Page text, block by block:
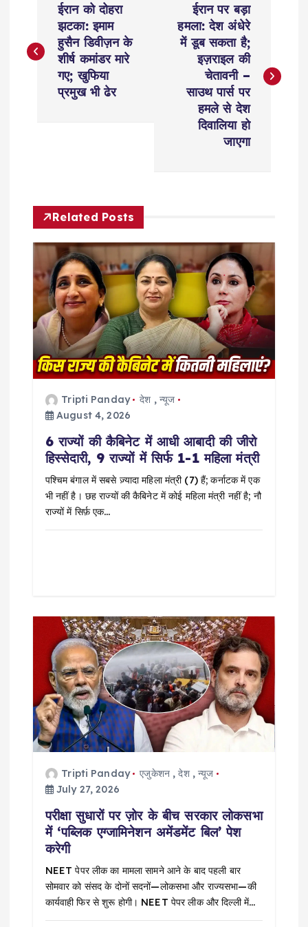
s
v
g
a
t
ईरान को दोहरा
झटका: इमाम
हुसैन डिवीज़न के
शीर्ष कमांडर मारे
गए; खुफिया
प्रमुख भी ढेर
ईरान पर बड़ा
हमला: देश अंधेरे
में डूब सकता है;
इज़राइल की
चेतावनी –
साउथ पार्स पर
हमले से देश
दिवालिया हो
जाएगा
Related Posts
Tripti Panday देश , न्यूज
August 4, 2026
6 राज्यों की कैबिनेट में आधी आबादी की जीरो
हिस्सेदारी, 9 राज्यों में सिर्फ 1-1 महिला मंत्री
पश्चिम बंगाल में सबसे ज़्यादा महिला मंत्री (7) हैं; कर्नाटक में एक
भी नहीं है। छह राज्यों की कैबिनेट में कोई महिला मंत्री नहीं है; नौ
राज्यों में सिर्फ़ एक…
Tripti Panday एजुकेशन,देश,न्यूज
July 27, 2026
परीक्षा सुधारों पर ज़ोर के बीच सरकार लोकसभा
में ‘पब्लिक एग्जामिनेशन अमेंडमेंट बिल’ पेश
करेगी
NEET पेपर लीक का मामला सामने आने के बाद पहली बार
सोमवार को संसद के दोनों सदनों—लोकसभा और राज्यसभा—की
कार्यवाही फिर से शुरू होगी। NEET पेपर लीक और दिल्ली में…